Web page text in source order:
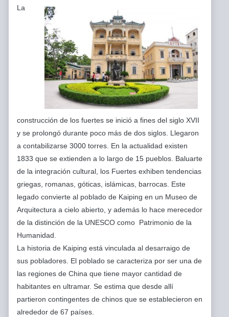
La
construcción de los fuertes se inició a fines del siglo XVII
y se prolongó durante poco más de dos siglos. Llegaron
a contabilizarse 3000 torres. En la actualidad existen
1833 que se extienden a lo largo de 15 pueblos. Baluarte
de la integración cultural, los Fuertes exhiben tendencias
griegas, romanas, góticas, islámicas, barrocas. Este
legado convierte al poblado de Kaiping en un Museo de
Arquitectura a cielo abierto, y además lo hace merecedor
de la distinción de la UNESCO como Patrimonio de la
Humanidad.
La historia de Kaiping está vinculada al desarraigo de
sus pobladores. El poblado se caracteriza por ser una de
las regiones de China que tiene mayor cantidad de
habitantes en ultramar. Se estima que desde allí
partieron contingentes de chinos que se establecieron en
alrededor de 67 países.